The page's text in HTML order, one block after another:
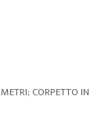
CORPETTO IN